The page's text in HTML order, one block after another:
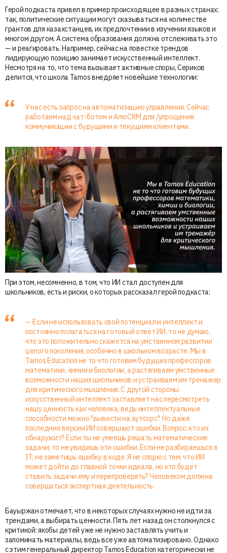
Герой подкаста привел в пример происходящее в разных странах:
так, политические ситуации могут сказываться на количестве
грантов для казахстанцев, их предпочтении в изучении языков и
многом другом. А система образования должна отслеживать это
— и реагировать. Например, сейчас на повестке трендов
лидирующую позицию занимает искусственный интеллект.
Несмотря на то, что тема вызывает активные споры, Сериков
делится, что школа Tamos внедряет новейшие технологии:
У нас есть запрос на автоматизацию управления. Сейчас
работаем над чат-ботом и AmoCRM для /упрощения
коммуникации с будущими и текущими клиентами.
При этом, несомненно, в том, что ИИ стал доступен для
школьников, есть и риски, о которых рассказал герой подкаста:
— Если не использовать свой потенциал и интеллект и
постоянно полагаться на готовый ответ ИИ, то не думаю,
что это положительно скажется на умственном развитии
целого поколения, особенно в школьном возрасте. Мы в
Tamos Education не то что готовим будущих профессоров
математики, химии и биологии, а растягиваем умственные
возможности наших школьников и устраиваем им тренажер
для критического мышления. С другой стороны
искусственный интеллект заставляет нас пересмотреть
нашу ценность как человека, ведь интеллектуальные
способности можно "вывести на аутсорс". Но даже
последние версии ИИ совершают ошибки. Вопрос: кто их
обнаружит? Если ты не умеешь решать математические
задачи, то не увидишь эти ошибки. Если не разбираешься в
IT, не заметишь ошибку в коде. Я не спорю с тем, что ИИ
может дойти до главной точки идеала, но кто будет
ставить задачи ему и перепроверять? Человеком должна
совершаться экспертная деятельность.
Бауыржан отмечает, что в некоторых случаях нужно не идти за
трендами, а выбирать ценности. Пять лет назад он столкнулся с
критикой: якобы детей уже не нужно заставлять учить и
запоминать материалы, ведь все уже автоматизировано. Однако
с этим генеральный директор Tamos Education категорически не